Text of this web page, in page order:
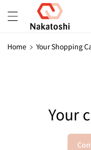
Content
Home Your Shopping
Your